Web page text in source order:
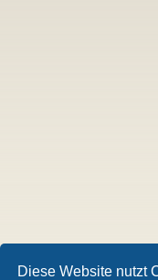
Diese Website nutzt